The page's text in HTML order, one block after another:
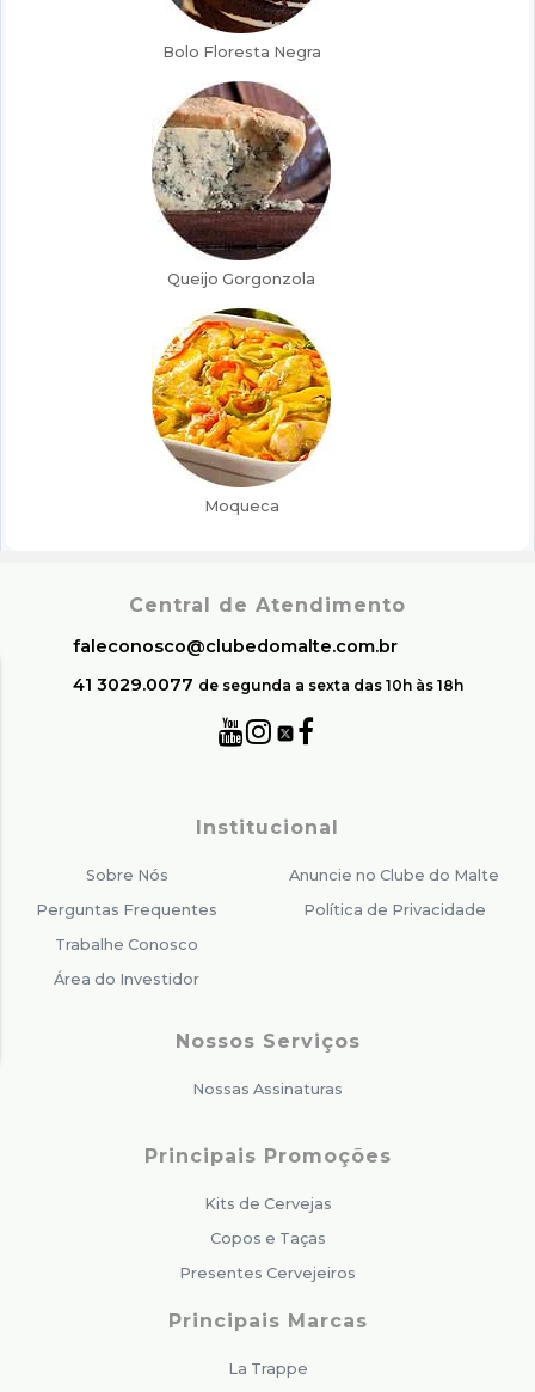
Central de Atendimento
faleconosco@clubedomalte.com.br
41 3029.0077 de segunda a sexta das 10h às 18h
Institucional
Sobre Nós
Perguntas Frequentes
Trabalhe Conosco
Área do Investidor
Anuncie no Clube do Malte
Política de Privacidade
Nossos Serviços
Nossas Assinaturas
Principais Promoções
Kits de Cervejas
Copos e Taças
Presentes Cervejeiros
Principais Marcas
La Trappe